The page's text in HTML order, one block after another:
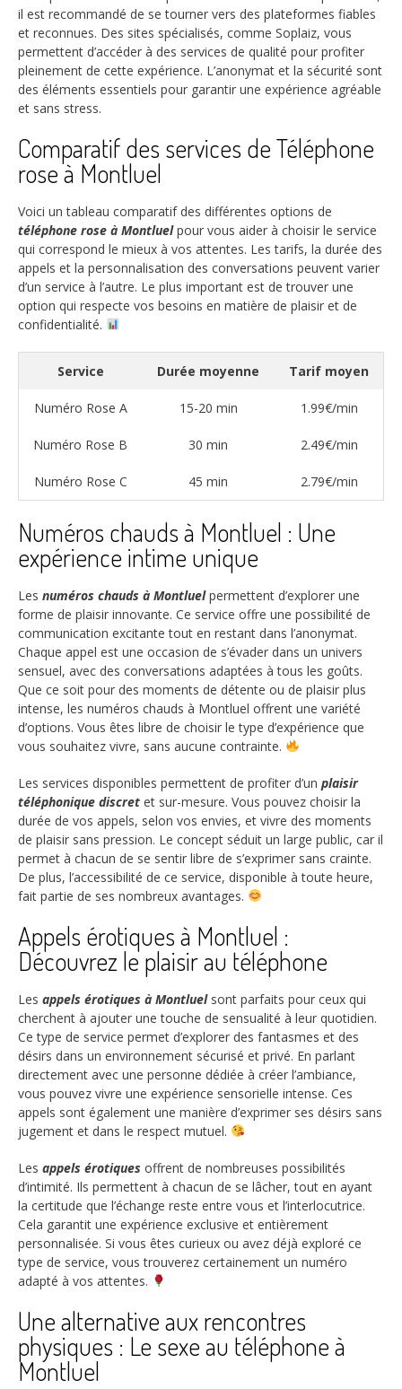
il est recommandé de se tourner vers des plateformes fiables
et reconnues. Des sites spécialisés, comme Soplaiz, vous
permettent d’accéder à des services de qualité pour profiter
pleinement de cette expérience. L’anonymat et la sécurité sont
des éléments essentiels pour garantir une expérience agréable
et sans stress.
Comparatif des services de Téléphone
rose à Montluel
Voici un tableau comparatif des différentes options de
téléphone rose à Montluelpour vous aider à choisir le service
qui correspond le mieux à vos attentes. Les tarifs, la durée des
appels et la personnalisation des conversations peuvent varier
d’un service à l’autre. Le plus important est de trouver une
option qui respecte vos besoins en matière de plaisir et de
confidentialité.
Service Durée moyenne Tarif moyen
Numéro Rose A 15-20 min 1.99€/min
Numéro Rose B 30 min 2.49€/min
Numéro Rose C 45 min 2.79€/min
Numéros chauds à Montluel : Une
expérience intime unique
Les numéros chauds à Montluelpermettent d’explorer une
forme de plaisir innovante. Ce service offre une possibilité de
communication excitante tout en restant dans l’anonymat.
Chaque appel est une occasion de s’évader dans un univers
sensuel, avec des conversations adaptées à tous les goûts.
Que ce soit pour des moments de détente ou de plaisir plus
intense, les numéros chauds à Montluel offrent une variété
d’options. Vous êtes libre de choisir le type d’expérience que
vous souhaitez vivre, sans aucune contrainte.
Les services disponibles permettent de profiter d’un plaisir
téléphonique discret et sur-mesure. Vous pouvez choisir la
durée de vos appels, selon vos envies, et vivre des moments
de plaisir sans pression. Le concept séduit un large public, car il
permet à chacun de se sentir libre de s’exprimer sans crainte.
De plus, l’accessibilité de ce service, disponible à toute heure,
fait partie de ses nombreux avantages.
Appels érotiques à Montluel :
Découvrez le plaisir au téléphone
Les appels érotiques à Montluelsont parfaits pour ceux qui
cherchent à ajouter une touche de sensualité à leur quotidien.
Ce type de service permet d’explorer des fantasmes et des
désirs dans un environnement sécurisé et privé. En parlant
directement avec une personne dédiée à créer l’ambiance,
vous pouvez vivre une expérience sensorielle intense. Ces
appels sont également une manière d’exprimer ses désirs sans
jugement et dans le respect mutuel.
Les appels érotiques offrent de nombreuses possibilités
d’intimité. Ils permettent à chacun de se lâcher, tout en ayant
la certitude que l’échange reste entre vous et l’interlocutrice.
Cela garantit une expérience exclusive et entièrement
personnalisée. Si vous êtes curieux ou avez déjà exploré ce
type de service, vous trouverez certainement un numéro
adapté à vos attentes.
Une alternative aux rencontres
physiques : Le sexe au téléphone à
Montluel